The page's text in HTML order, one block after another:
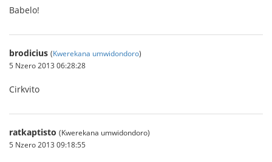
Babelo!
brodicius (Kwerekana umwidondoro)
5 Nzero 2013 06:28:28
Cirkvito
ratkaptisto (Kwerekana umwidondoro)
5 Nzero 2013 09:18:55